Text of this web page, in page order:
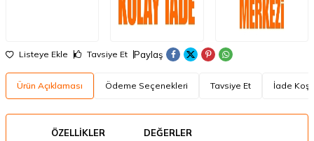
Listeye Ekle Tavsiye Et Paylaş
Ürün Açıklaması Ödeme Seçenekleri Tavsiye Et İade
ÖZELLİKLER
DEĞERLER